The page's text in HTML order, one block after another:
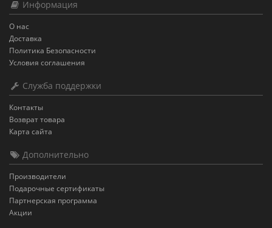
Информация
О нас
Доставка
Политика Безопасности
Условия соглашения
Служба поддержки
Контакты
Возврат товара
Карта сайта
Дополнительно
Производители
Подарочные сертификаты
Партнерская программа
Акции